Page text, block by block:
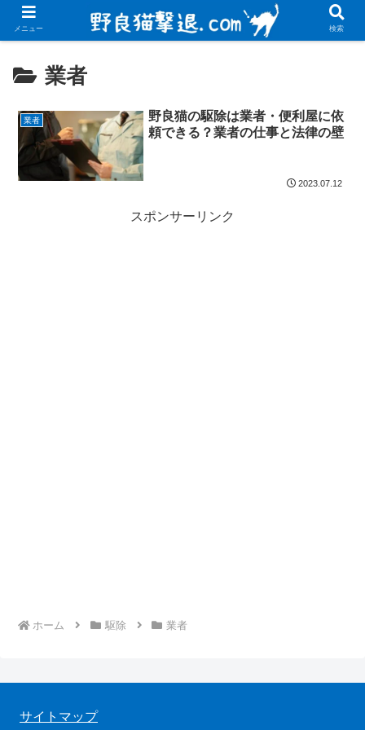
効果絶大な猫よけ対策の方法とおすすめグッズを紹介するブログ
業者
業者
野良猫の駆除は業者・便利屋に依
頼できる？業者の仕事と法律の壁
2023.07.12
スポンサーリンク
ホーム 駆除 業者
サイトマップ
メニュー 検索